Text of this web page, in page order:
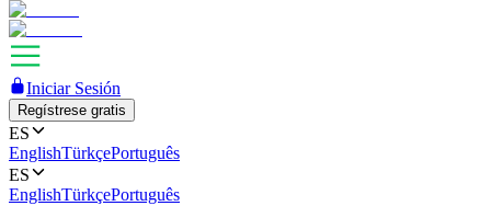
Iniciar Sesión
Regístrese gratis
ES
EnglishTürkçePortuguês
ES
EnglishTürkçePortuguês